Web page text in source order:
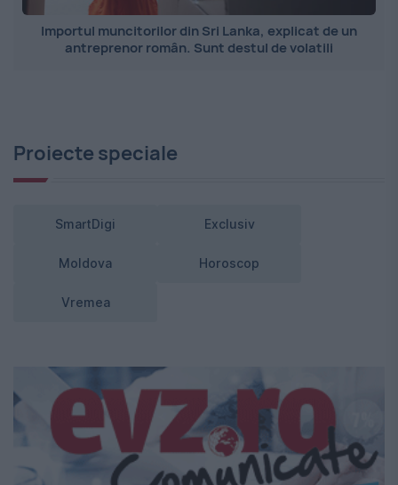
Importul muncitorilor din Sri Lanka, explicat de un
antreprenor român. Sunt destul de volatili
Proiecte speciale
SmartDigi Exclusiv
Moldova Horoscop
Vremea